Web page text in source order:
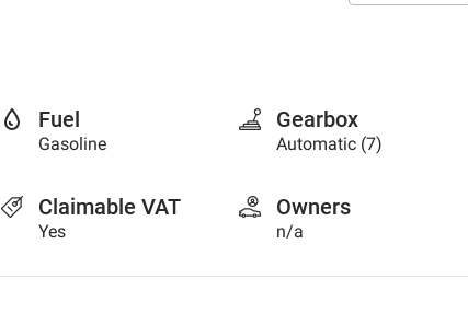
Fuel
Gasoline
Gearbox
Automatic (7)
Claimable VAT
Yes
Owners
n/a